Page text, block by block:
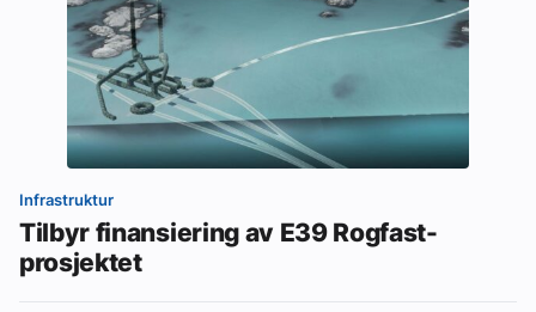
Infrastruktur
Tilbyr finansiering av E39 Rogfast-
prosjektet